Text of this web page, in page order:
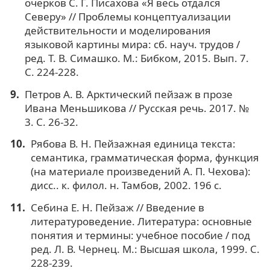
Северу» // Проблемы концептуализации
действительности и моделирования
языковой картины мира: сб. науч. трудов /
ред. Т. В. Симашко. М.: Бибком, 2015. Вып. 7.
С. 224-228.
Петров А. В. Арктический пейзаж в прозе
Ивана Меньшикова // Русская речь. 2017. №
3. С. 26-32.
Рябова В. Н. Пейзажная единица текста:
семантика, грамматическая форма, функция
(на материале произведений А. П. Чехова):
дисс.. к. филол. н. Тамбов, 2002. 196 с.
Себина Е. Н. Пейзаж // Введение в
литературоведение. Литература: основные
понятия и термины: учебное пособие / под
ред. Л. В. Чернец. М.: Высшая школа, 1999. С.
228-239.